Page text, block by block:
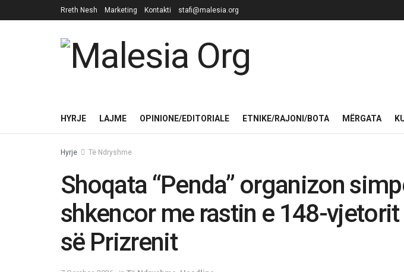
Rreth Nesh Marketing Kontakti stafi@malesia.org
HYRJE LAJME OPINIONE/EDITORIALE ETNIKE/RAJONI/BOTA MËRGATA
Hyrje Të Ndryshme
Shoqata “Penda” organizon
shkencor me rastin e 148-
së Prizrenit